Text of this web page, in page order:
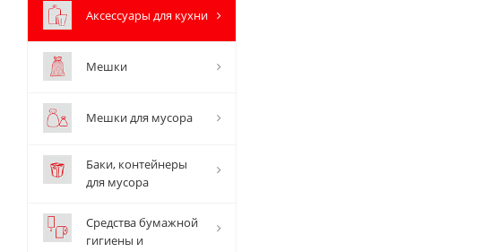
Аксессуары для кухни
Мешки
Мешки для мусора
Баки, контейнеры
для мусора
Средства бумажной
гигиены и